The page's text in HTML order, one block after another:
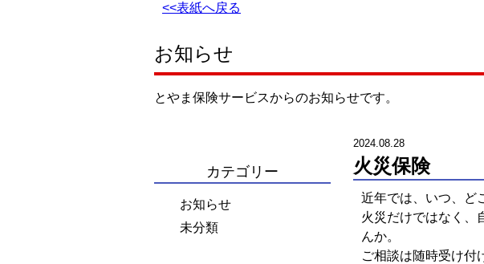
<<表紙へ戻る
お知らせ
とやま保険サービスからのお知らせです。
カテゴリー
お知らせ
未分類
2024.08.28
火災保険
近年では、いつ、ど
火災だけではなく、
んか。
ご相談は随時受け付